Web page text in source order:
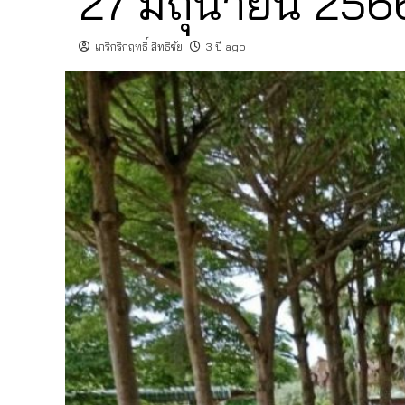
เกริกริกฤทธิ์ สิทธิชัย 3 ปี ago